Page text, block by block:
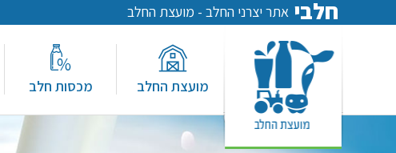
חלבי אתר יצרני החלב - מועצת החלב
מועצת החלב מכסות חלב